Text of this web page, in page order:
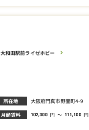
大和田駅前ライゼホビー
所在地 大阪府門真市野里町4-9
月額賃料 102,300 円 ～ 111,100 円